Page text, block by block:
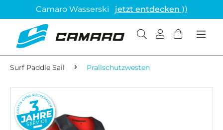
Camaro Wasserski jetzt entdecken ⟩⟩
Surf Paddle Sail Prallschutzwesten